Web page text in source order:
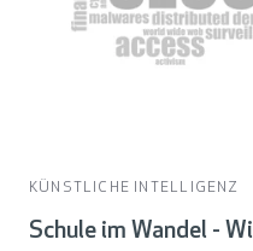
KÜNSTLICHE INTELLIGENZ
Schule im Wandel -